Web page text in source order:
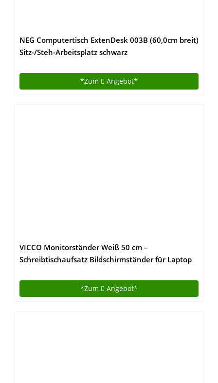
NEG Computertisch ExtenDesk 003B (60,0cm breit)
Sitz-/Steh-Arbeitsplatz schwarz
*Zum Angebot*
VICCO Monitorständer Weiß 50 cm –
Schreibtischaufsatz Bildschirmständer für Laptop
*Zum Angebot*